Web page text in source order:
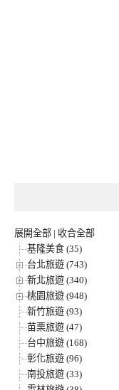
展開全部 | 收合全部
基隆美食 (35)
台北旅遊 (743)
新北旅遊 (340)
桃園旅遊 (948)
新竹旅遊 (93)
苗栗旅遊 (47)
台中旅遊 (168)
彰化旅遊 (96)
南投旅遊 (33)